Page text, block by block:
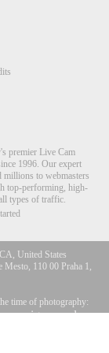
premier Live Cam
1996. Our expert
millions to webmasters
top-performing, high-
types of traffic.
United States
Mesto, 110 00 Praha 1,
time of photography:
exigences de